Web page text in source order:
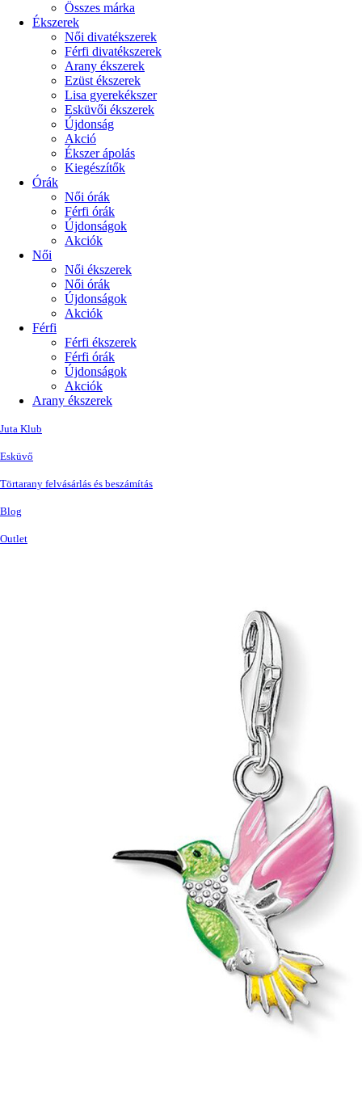
Összes márka
Ékszerek
Női divatékszerek
Férfi divatékszerek
Arany ékszerek
Ezüst ékszerek
Lisa gyerekékszer
Esküvői ékszerek
Újdonság
Akció
Ékszer ápolás
Kiegészítők
Órák
Női órák
Férfi órák
Újdonságok
Akciók
Női
Női ékszerek
Női órák
Újdonságok
Akciók
Férfi
Férfi ékszerek
Férfi órák
Újdonságok
Akciók
Arany ékszerek
Juta Klub
Esküvő
Törtarany felvásárlás és beszámítás
Blog
Outlet